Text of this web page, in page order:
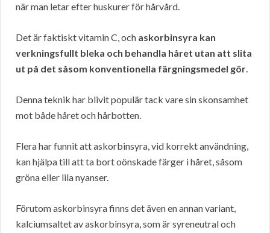
när man letar efter huskurer för hårvård.
Det är faktiskt vitamin C, och askorbinsyra kan
verkningsfullt bleka och behandla håret utan att slita
ut på det såsom konventionella färgningsmedel gör.
Denna teknik har blivit populär tack vare sin skonsamhet
mot både håret och hårbotten.
Flera har funnit att askorbinsyra, vid korrekt användning,
kan hjälpa till att ta bort oönskade färger i håret, såsom
gröna eller lila nyanser.
Förutom askorbinsyra finns det även en annan variant,
kalciumsaltet av askorbinsyra, som är syreneutral och